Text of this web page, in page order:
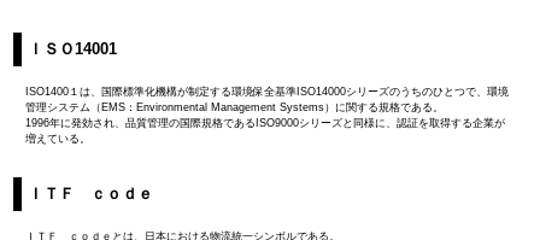
ＩＳＯ14001
ISO1400１は、国際標準化機構が制定する環境保全基準ISO14000シリーズのうちのひとつで、環境
管理システム（EMS：Environmental Management Systems）に関する規格である。
1996年に発効され、品質管理の国際規格であるISO9000シリーズと同様に、認証を取得する企業が
増えている。
ＩＴＦ ｃｏｄｅ
ＩＴＦ ｃｏｄｅとは、日本における物流統一シンボルである。